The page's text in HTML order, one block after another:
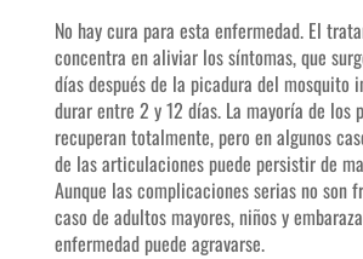
No hay cura para esta enfermedad. El
concentra en aliviar los síntomas, que
días después de la picadura del mosquito
durar entre 2 y 12 días. La mayoría de los
recuperan totalmente, pero en algunos
de las articulaciones puede persistir de
Aunque las complicaciones serias no son
caso de adultos mayores, niños y
enfermedad puede agravarse.